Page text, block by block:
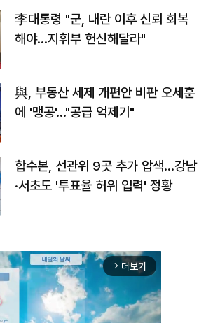
李대통령 "군, 내란 이후 신뢰 회복
해야…지휘부 헌신해달라"
與, 부동산 세제 개편안 비판 오세훈
에 '맹공'…"공급 억제기"
합수본, 선관위 9곳 추가 압색…강남
·서초도 '투표율 허위 입력' 정황
arrow_forward_ios 더보기